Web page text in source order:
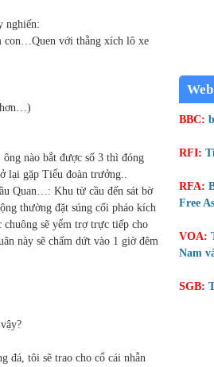
nghiến:
con…Quen với thằng xích lô xe
hơn…)
nào bắt được số 3 thì đóng
gặp Tiểu đoàn trưởng..
Quan…: Khu từ cầu đến sát bờ
thường đặt súng cối pháo kích
sẽ yểm trợ trực tiếp cho
này sẽ chấm dứt vào 1 giờ đêm
đá, tôi sẽ trao cho cổ cái nhẫn
BBC:
RFI:
RFA:
Free
VOA:
Nam
SGB: